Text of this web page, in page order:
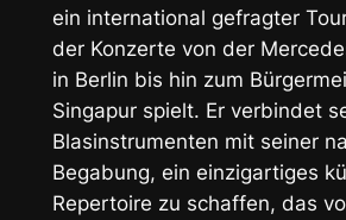
ein international gefragter
der Konzerte von der
in Berlin bis hin zum
Singapur spielt. Er verbindet
Blasinstrumenten mit seiner
Begabung, ein einzigartiges
Repertoire zu schaffen, das